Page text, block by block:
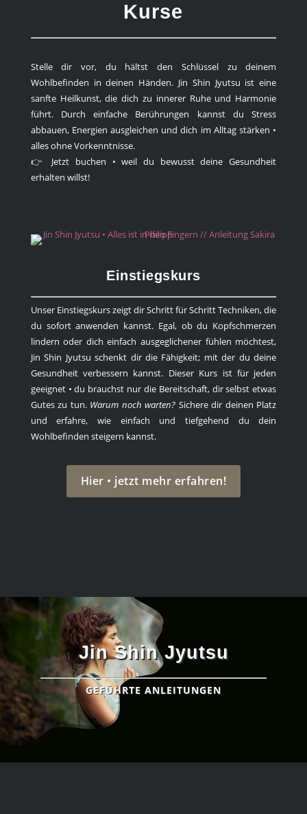
Kurse
Stelle dir vor, du hältst den Schlüssel zu deinem
Wohlbefinden in deinen Händen. Jin Shin Jyutsu ist eine
sanfte Heilkunst, die dich zu innerer Ruhe und Harmonie
führt. Durch einfache Berührungen kannst du Stress
abbauen, Energien ausgleichen und dich im Alltag stärken •
alles ohne Vorkenntnisse.
👉 Jetzt buchen • weil du bewusst deine Gesundheit
erhalten willst!
Einstiegskurs
Unser Einstiegskurs zeigt dir Schritt für Schritt Techniken, die
du sofort anwenden kannst. Egal, ob du Kopfschmerzen
lindern oder dich einfach ausgeglichener fühlen möchtest,
Jin Shin Jyutsu schenkt dir die Fähigkeit; mit der du deine
Gesundheit verbessern kannst. Dieser Kurs ist für jeden
geeignet • du brauchst nur die Bereitschaft, dir selbst etwas
Gutes zu tun. Warum noch warten? Sichere dir deinen Platz
und erfahre, wie einfach und tiefgehend du dein
Wohlbefinden steigern kannst.
Hier • jetzt mehr erfahren!
Jin Shin Jyutsu
GEFÜHRTE ANLEITUNGEN